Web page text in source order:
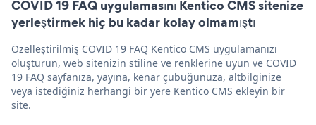
COVID 19 FAQ uygulamasını Kentico CMS sitenize
yerleştirmek hiç bu kadar kolay olmamıştı
Özelleştirilmiş COVID 19 FAQ Kentico CMS uygulamanızı
oluşturun, web sitenizin stiline ve renklerine uyun ve COVID
19 FAQ sayfanıza, yayına, kenar çubuğunuza, altbilginize
veya istediğiniz herhangi bir yere Kentico CMS ekleyin bir
site.